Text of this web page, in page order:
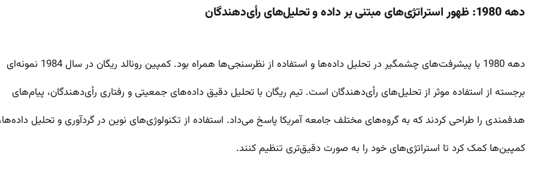
دهه 1980: ظهور استراتژی‌های مبتنی بر داده و تحلیل‌های رأی‌دهندگان
دهه 1980 با پیشرفت‌های چشمگیر در تحلیل داده‌ها و استفاده از نظرسنجی‌ها همراه بود. کمپین رونالد ریگان در سال 1984 نمونه‌ای
برجسته از استفاده موثر از تحلیل‌های رأی‌دهندگان است. تیم ریگان با تحلیل دقیق داده‌های جمعیتی و رفتاری رأی‌دهندگان، پیام‌های
هدفمندی را طراحی کردند که به گروه‌های مختلف جامعه آمریکا پاسخ می‌داد. استفاده از تکنولوژی‌های نوین در گردآوری و تحلیل
کمپین‌ها کمک کرد تا استراتژی‌های خود را به صورت دقیق‌تری تنظیم کنند.